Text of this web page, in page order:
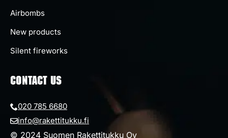
© 2024 Suomen Rakettitukku Oy
Airbombs
New products
Silent fireworks
CONTACT US
020 785 6680
info@rakettitukku.fi